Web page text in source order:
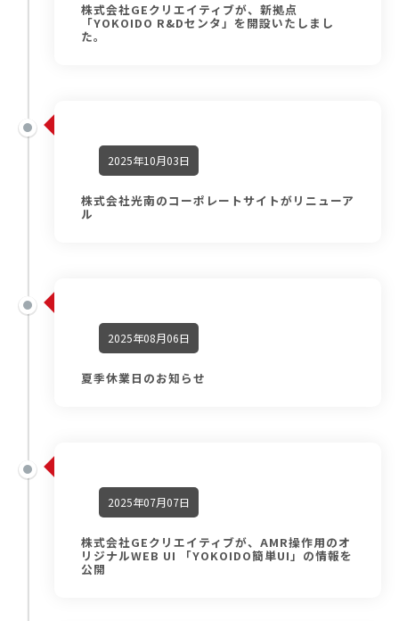
株式会社GEクリエイティブが、新拠点
「YOKOIDO R&Dセンタ」を開設いたしまし
た。
2025年10月03日
株式会社光南のコーポレートサイトがリニューア
ル
2025年08月06日
夏季休業日のお知らせ
2025年07月07日
株式会社GEクリエイティブが、AMR操作用のオ
リジナルWEB UI 「YOKOIDO簡単UI」の情報を
公開